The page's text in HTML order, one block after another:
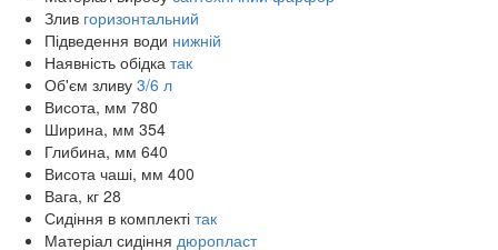
Злив горизонтальний
Підведення води нижній
Наявність обідка так
Об'єм зливу 3/6 л
Висота, мм 780
Ширина, мм 354
Глибина, мм 640
Висота чаші, мм 400
Вага, кг 28
Сидіння в комплекті так
Матеріал сидіння дюропласт